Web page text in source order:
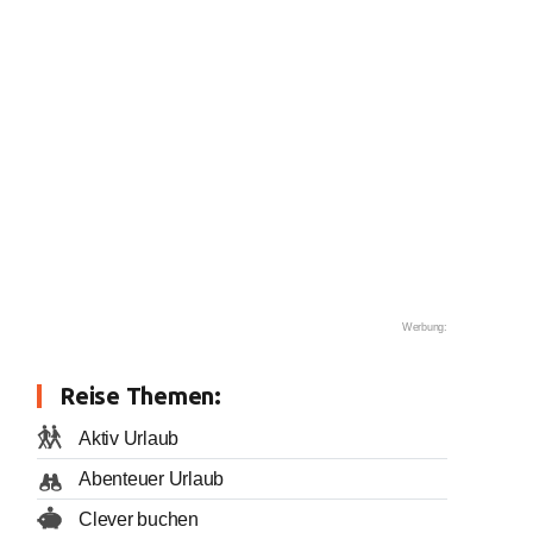
Werbung:
Reise Themen:
Aktiv Urlaub
Abenteuer Urlaub
Clever buchen